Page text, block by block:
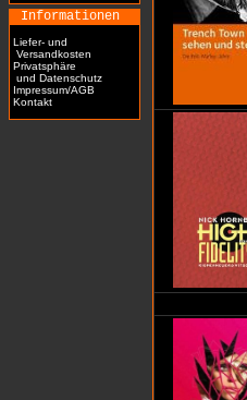
Informationen
Liefer- und
Versandkosten
Privatsphäre
und Datenschutz
Impressum/AGB
Kontakt